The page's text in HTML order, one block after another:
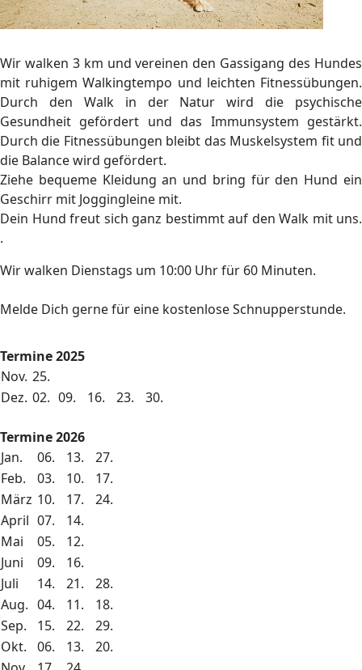
Wir walken 3 km und vereinen den Gassigang des Hundes
mit ruhigem Walkingtempo und leichten Fitnessübungen.
Durch den Walk in der Natur wird die psychische
Gesundheit gefördert und das Immunsystem gestärkt.
Durch die Fitnessübungen bleibt das Muskelsystem fit und
die Balance wird gefördert.
Ziehe bequeme Kleidung an und bring für den Hund ein
Geschirr mit Joggingleine mit.
Dein Hund freut sich ganz bestimmt auf den Walk mit uns.
.
Wir walken Dienstags um 10:00 Uhr für 60 Minuten.
Melde Dich gerne für eine kostenlose Schnupperstunde.
Termine 2025
Nov. 25.
Dez. 02. 09. 16. 23. 30.
Termine 2026
Jan.
06. 13.
27.
Feb.
03. 10.
17.
März 10. 17.
24.
April 07.
14.
Mai
05.
12.
Juni
09.
16.
Juli
14. 21.
28.
Aug. 04. 11.
18.
Sep.
15. 22.
29.
Okt.
06. 13.
20.